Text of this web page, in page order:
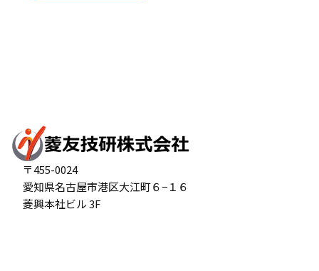
〒455-0024
愛知県名古屋市港区大江町６−１６
菱興本社ビル 3F